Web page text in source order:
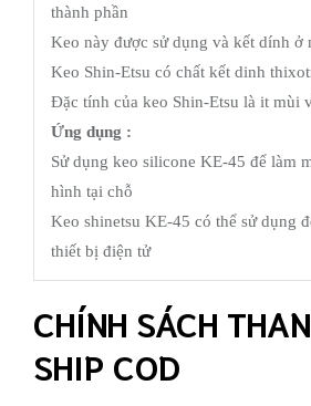
thành phần
Keo này được sử dụng và kết dính ở
Keo Shin-Etsu có chất kết dinh
Đặc tính của keo Shin-Etsu là it mùi
Ứng dụng :
Sử dụng keo silicone KE-45 để làm
hình tại chỗ
Keo shinetsu KE-45 có thể sử dụng
thiết bị điện tử
CHÍNH SÁCH
SHIP COD